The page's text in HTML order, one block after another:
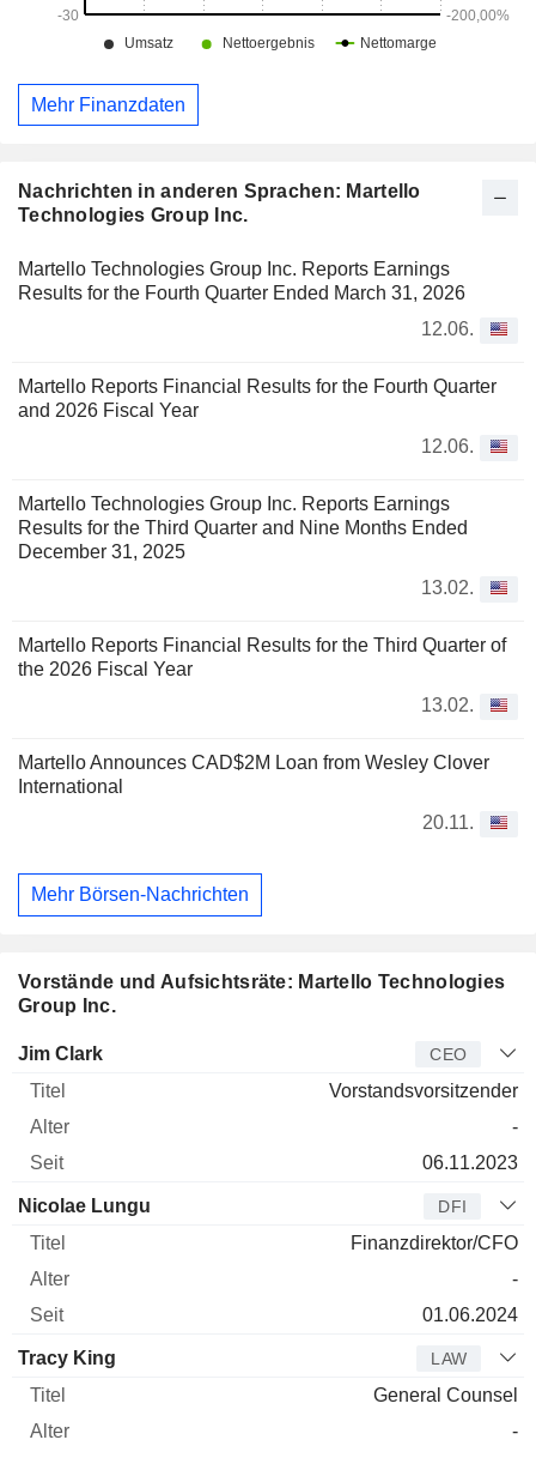
Nachrichten in anderen Sprachen: Martello
Technologies Group Inc.
Martello Technologies Group Inc. Reports Earnings
Results for the Fourth Quarter Ended March 31, 2026
12.06.
Martello Reports Financial Results for the Fourth Quarter
and 2026 Fiscal Year
12.06.
Martello Technologies Group Inc. Reports Earnings
Results for the Third Quarter and Nine Months Ended
December 31, 2025
13.02.
Martello Reports Financial Results for the Third Quarter of
the 2026 Fiscal Year
13.02.
Martello Announces CAD$2M Loan from Wesley Clover
International
20.11.
Mehr Börsen-Nachrichten
Vorstände und Aufsichtsräte: Martello Technologies
Group Inc.
Manager
Jim Clark CEO
Vorstandsvorsitzender
-
06.11.2023
Nicolae Lungu DFI
Finanzdirektor/CFO
-
01.06.2024
Tracy King LAW
General Counsel
-
Mehr Finanzdaten